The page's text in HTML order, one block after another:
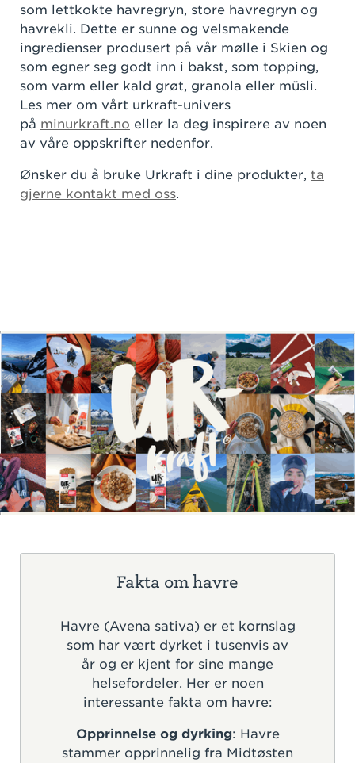
som lettkokte havregryn, store havregryn og
havrekli. Dette er sunne og velsmakende
ingredienser produsert på vår mølle i Skien og
som egner seg godt inn i bakst, som topping,
som varm eller kald grøt, granola eller müsli.
Les mer om vårt urkraft-univers
på minurkraft.no eller la deg inspirere av noen
av våre oppskrifter nedenfor.
Ønsker du å bruke Urkraft i dine produkter, ta
gjerne kontakt med oss.
Fakta om havre
Havre (Avena sativa) er et kornslag
som har vært dyrket i tusenvis av
år og er kjent for sine mange
helsefordeler. Her er noen
interessante fakta om havre:
Opprinnelse og dyrking: Havre
stammer opprinnelig fra Midtøsten